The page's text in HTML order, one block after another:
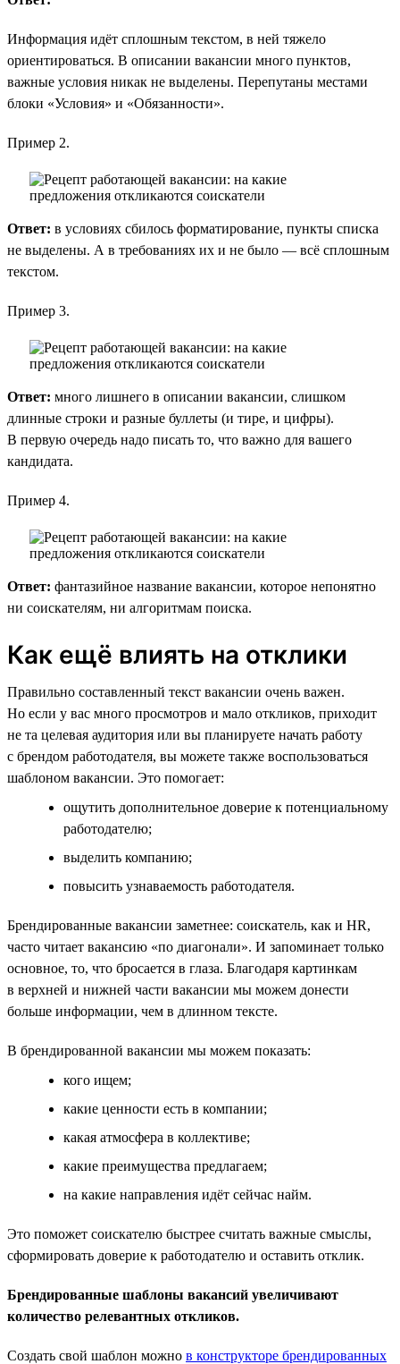
Информация идёт сплошным текстом, в ней тяжело
ориентироваться. В описании вакансии много пунктов,
важные условия никак не выделены. Перепутаны местами
блоки «Условия» и «Обязанности».
Пример 2.
Ответ: в условиях сбилось форматирование, пункты списка
не выделены. А в требованиях их и не было — всё сплошным
текстом.
Пример 3.
Ответ: много лишнего в описании вакансии, слишком
длинные строки и разные буллеты (и тире, и цифры).
В первую очередь надо писать то, что важно для вашего
кандидата.
Пример 4.
Ответ: фантазийное название вакансии, которое непонятно
ни соискателям, ни алгоритмам поиска.
Как ещё влиять на отклики
Правильно составленный текст вакансии очень важен.
Но если у вас много просмотров и мало откликов, приходит
не та целевая аудитория или вы планируете начать работу
с брендом работодателя, вы можете также воспользоваться
шаблоном вакансии. Это помогает:
ощутить дополнительное доверие к потенциальному
работодателю;
выделить компанию;
повысить узнаваемость работодателя.
Брендированные вакансии заметнее: соискатель, как и HR,
часто читает вакансию «по диагонали». И запоминает только
основное, то, что бросается в глаза. Благодаря картинкам
в верхней и нижней части вакансии мы можем донести
больше информации, чем в длинном тексте.
В брендированной вакансии мы можем показать:
кого ищем;
какие ценности есть в компании;
какая атмосфера в коллективе;
какие преимущества предлагаем;
на какие направления идёт сейчас найм.
Это поможет соискателю быстрее считать важные смыслы,
сформировать доверие к работодателю и оставить отклик.
Брендированные шаблоны вакансий увеличивают
количество релевантных откликов.
Создать свой шаблон можно в конструкторе брендированных